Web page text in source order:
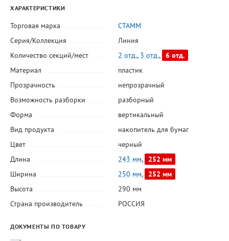
ХАРАКТЕРИСТИКИ
Торговая марка
СТАММ
Серия/Коллекция
Линия
Количество секций/мест
2 отд., 3 отд., 6 отд.
Материал
пластик
Прозрачность
непрозрачный
Возможность разборки
разборный
Форма
вертикальный
Вид продукта
накопитель для бумаг
Цвет
черный
Длина
243 мм,
252 мм
Ширина
250 мм,
252 мм
Высота
290 мм
Страна производитель
РОССИЯ
ДОКУМЕНТЫ ПО ТОВАРУ